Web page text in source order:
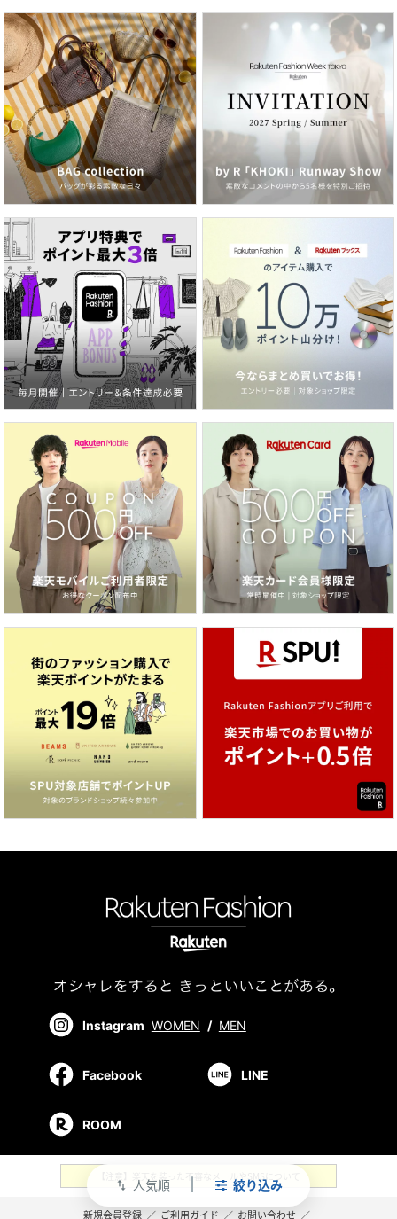
swap_vert 人気順 絞り込み
Instagram WOMEN / MEN
Facebook LINE
ROOM
【注意】楽天を装った不審なメールやSMSについて
新規会員登録 ／ ご利用ガイド ／ お問い合わせ ／